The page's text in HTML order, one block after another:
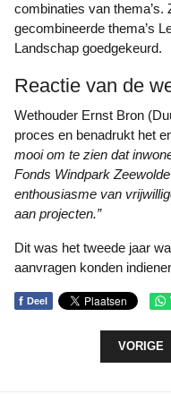
combinaties van thema’s.
gecombineerde thema’s
Landschap goedgekeurd.
Reactie van de
Wethouder Ernst Bron (Duurzaamheid) is tevreden over het
proces en benadrukt het
mooi om te zien dat
Fonds Windpark
enthousiasme van
aan projecten.”
Dit was het tweede jaar waarin inwoners en organisaties hun
aanvragen konden
f Deel
VORIG
VORIGE